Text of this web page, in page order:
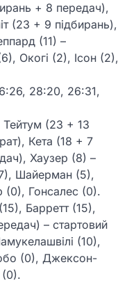
+ 8 передач),
(23 + 9 підбирань),
(11) –
Окогі (2), Ісон (2),
28:20, 26:31,
(23 + 13
Кета (18 + 7
Хаузер (8) –
Шайерман (5),
Гонсалес (0).
Барретт (15),
– стартовий
(10),
(0), Джексон-